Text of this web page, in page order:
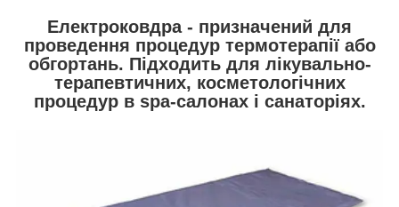
Електроковдра - призначений для
проведення процедур термотерапії або
обгортань. Підходить для лікувально-
терапевтичних, косметологічних
процедур в spa-салонах і санаторіях.